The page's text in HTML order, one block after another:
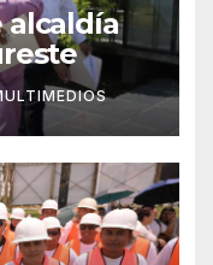
alcaldía